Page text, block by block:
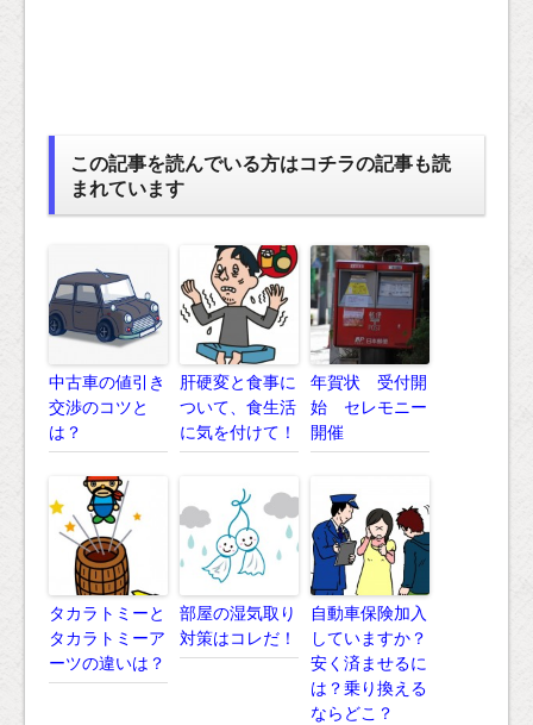
この記事を読んでいる方はコチラの記事も読
まれています
中古車の値引き
交渉のコツと
は？
肝硬変と食事に
ついて、食生活
に気を付けて！
年賀状 受付開
始 セレモニー
開催
タカラトミーと
タカラトミーア
ーツの違いは？
部屋の湿気取り
対策はコレだ！
自動車保険加入
していますか？
安く済ませるに
は？乗り換える
ならどこ？